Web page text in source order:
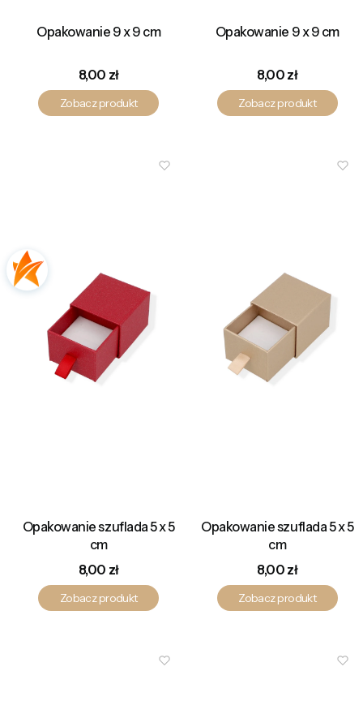
Opakowanie 9 x 9 cm
Cena
8,00 zł
Zobacz produkt
Opakowanie 9 x 9 cm
Cena
8,00 zł
Zobacz produkt
Opakowanie szuflada 5 x 5
cm
Cena
8,00 zł
Zobacz produkt
Opakowanie szuflada 5 x 5
cm
Cena
8,00 zł
Zobacz produkt